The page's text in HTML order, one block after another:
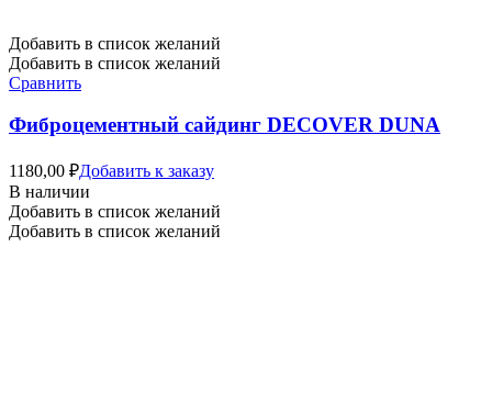
Добавить в список желаний
Добавить в список желаний
Сравнить
Фиброцементный сайдинг DECOVER DUNA
1180,00 ₽Добавить к заказу
В наличии
Добавить в список желаний
Добавить в список желаний